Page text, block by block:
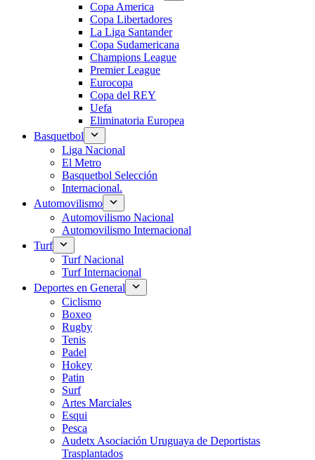
Copa America
Copa Libertadores
La Liga Santander
Copa Sudamericana
Champions League
Premier League
Eurocopa
Copa del REY
Uefa
Eliminatoria Europea
Basquetbol
Liga Nacional
El Metro
Basquetbol Selección
Internacional.
Automovilismo
Automovilismo Nacional
Automovilismo Internacional
Turf
Turf Nacional
Turf Internacional
Deportes en General
Ciclismo
Boxeo
Rugby
Tenis
Padel
Hokey
Patin
Surf
Artes Marciales
Esqui
Pesca
Audetx Asociación Uruguaya de Deportistas
Trasplantados